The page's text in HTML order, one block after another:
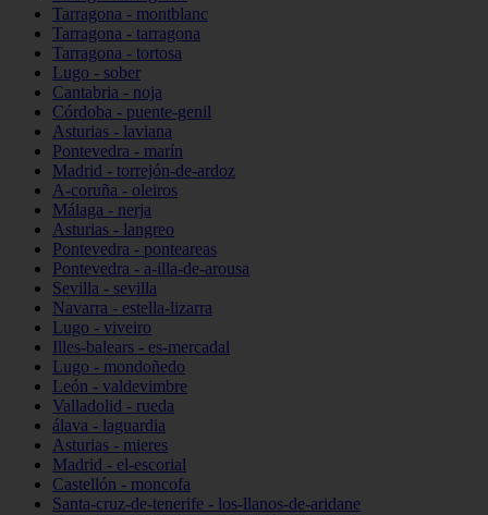
Tarragona - montblanc
Tarragona - tarragona
Tarragona - tortosa
Lugo - sober
Cantabria - noja
Córdoba - puente-genil
Asturias - laviana
Pontevedra - marín
Madrid - torrejón-de-ardoz
A-coruña - oleiros
Málaga - nerja
Asturias - langreo
Pontevedra - ponteareas
Pontevedra - a-illa-de-arousa
Sevilla - sevilla
Navarra - estella-lizarra
Lugo - viveiro
Illes-balears - es-mercadal
Lugo - mondoñedo
León - valdevimbre
Valladolid - rueda
álava - laguardia
Asturias - mieres
Madrid - el-escorial
Castellón - moncofa
Santa-cruz-de-tenerife - los-llanos-de-aridane